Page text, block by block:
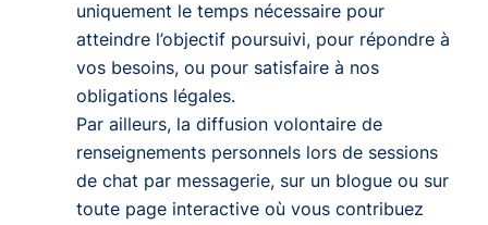
uniquement le temps nécessaire pour
atteindre l’objectif poursuivi, pour répondre à
vos besoins, ou pour satisfaire à nos
obligations légales.
Par ailleurs, la diffusion volontaire de
renseignements personnels lors de sessions
de chat par messagerie, sur un blogue ou sur
toute page interactive où vous contribuez